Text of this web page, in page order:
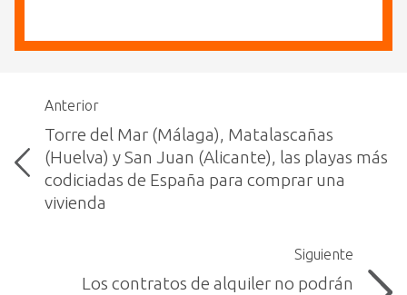
Anterior
Torre del Mar (Málaga), Matalascañas
(Huelva) y San Juan (Alicante), las playas más
codiciadas de España para comprar una
vivienda
Siguiente
Los contratos de alquiler no podrán